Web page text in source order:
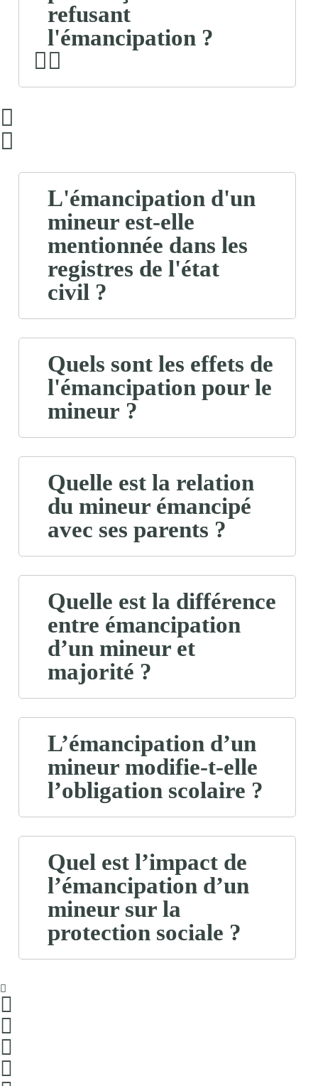
refusant
l'émancipation ?
L'émancipation d'un
mineur est-elle
mentionnée dans les
registres de l'état
civil ?
Quels sont les effets de
l'émancipation pour le
mineur ?
Quelle est la relation
du mineur émancipé
avec ses parents ?
Quelle est la différence
entre émancipation
d’un mineur et
majorité ?
L’émancipation d’un
mineur modifie-t-elle
l’obligation scolaire ?
Quel est l’impact de
l’émancipation d’un
mineur sur la
protection sociale ?